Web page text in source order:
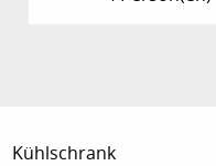
Kühlschrank